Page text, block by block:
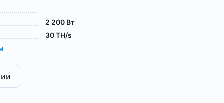
2 200 Вт
30 TH/s